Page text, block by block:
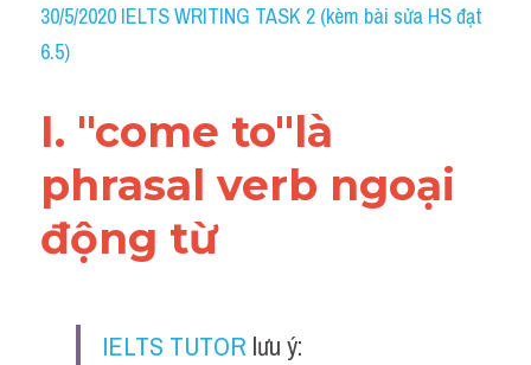
Grammar
Word form
Cách dùng từ
Phân biệt từ
Speaking
30/5/2020 IELTS WRITING TASK 2 (kèm bài sửa HS đạt
6.5)
I. "come to"là
phrasal verb ngoại
động từ
IELTS TUTOR lưu ý: